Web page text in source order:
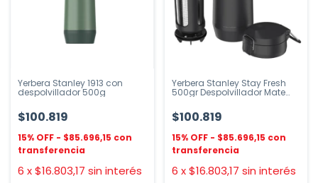
Yerbera Stanley 1913 con
despolvillador 500g
$100.819
$85.696,15
6 x$16.803,17 sin interés
Yerbera Stanley Stay Fresh
500gr Despolvillador Mate
$100.819
$85.696,15
6 x$16.803,17 sin interés